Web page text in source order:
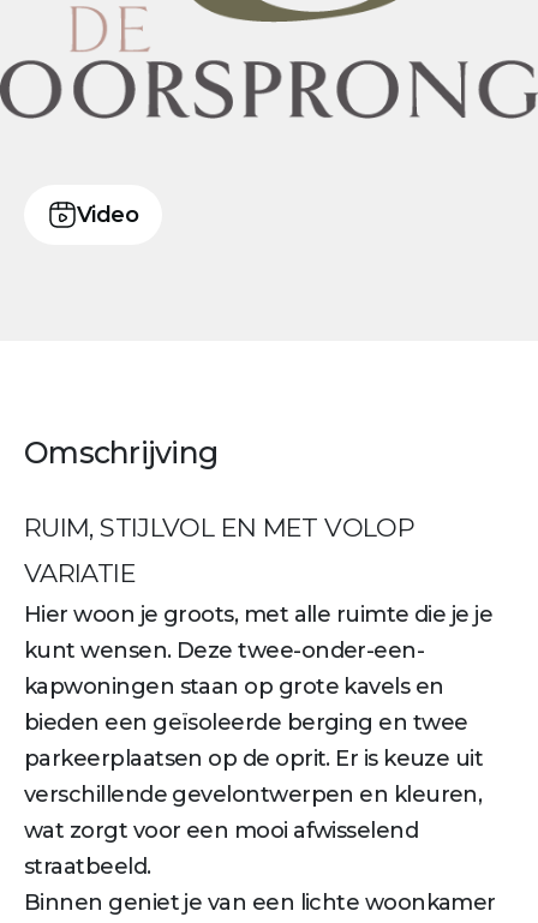
Video
Omschrijving
RUIM, STIJLVOL EN MET VOLOP
VARIATIE
Hier woon je groots, met alle ruimte die je je
kunt wensen. Deze twee-onder-een-
kapwoningen staan op grote kavels en
bieden een geïsoleerde berging en twee
parkeerplaatsen op de oprit. Er is keuze uit
verschillende gevelontwerpen en kleuren,
wat zorgt voor een mooi afwisselend
straatbeeld.
Binnen geniet je van een lichte woonkamer